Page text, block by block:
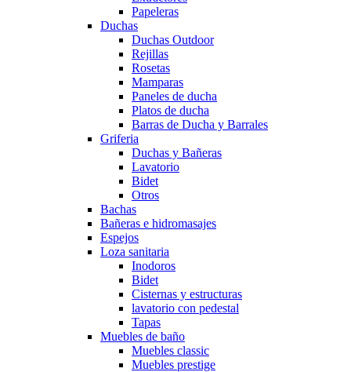
Papeleras
Duchas
Duchas Outdoor
Rejillas
Rosetas
Mamparas
Paneles de ducha
Platos de ducha
Barras de Ducha y Barrales
Griferia
Duchas y Bañeras
Lavatorio
Bidet
Otros
Bachas
Bañeras e hidromasajes
Espejos
Loza sanitaria
Inodoros
Bidet
Cisternas y estructuras
lavatorio con pedestal
Tapas
Muebles de baño
Muebles classic
Muebles prestige